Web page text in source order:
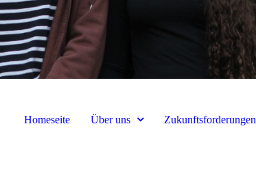
Homeseite Über uns Zukunftsforderungen